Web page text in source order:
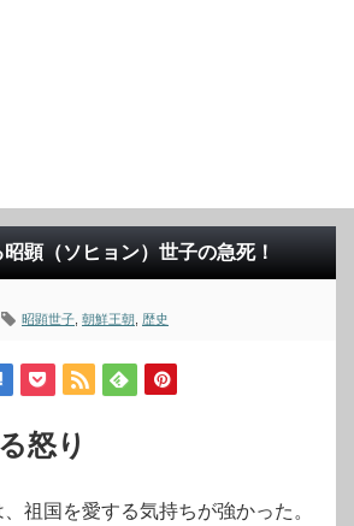
顕（ソヒョン）世子の急死！
昭顕世子 朝鮮王朝 歴史
怒り
祖国を愛する気持ちが強かった。